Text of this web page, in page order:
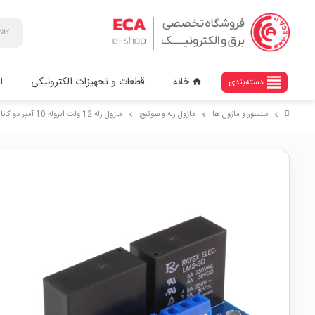
view_headline دسته‌بندی home خانه قطعات و تجهیزات الکترونیکی
chevron_right سنسور و ماژول ها chevron_right ماژول رله و سوئیچ chevron_right ماژول رله 12 ولت ایزوله 10 آمپر دو کاناله ایرانیک